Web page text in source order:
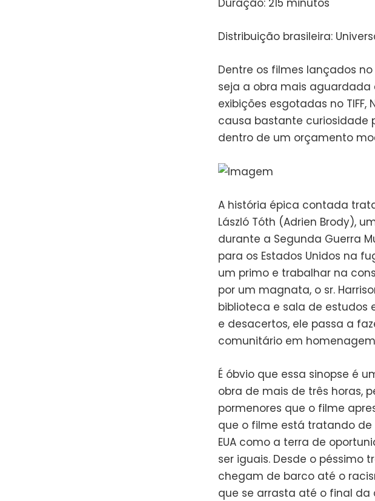
Duração: 215 minutos
Distribuição brasileira:
Dentre os filmes lançados
seja a obra mais aguardada
exibições esgotadas no TIFF,
causa bastante curiosidade
dentro de um orçamento
A história épica contada
László Tóth (Adrien Brody),
durante a Segunda Guerra
para os Estados Unidos na
um primo e trabalhar na
por um magnata, o sr.
biblioteca e sala de estudos
e desacertos, ele passa a
comunitário em
É óbvio que essa sinopse é
obra de mais de três horas,
pormenores que o filme
que o filme está tratando
EUA como a terra de
ser iguais. Desde o
chegam de barco até o
que se arrasta até o final da